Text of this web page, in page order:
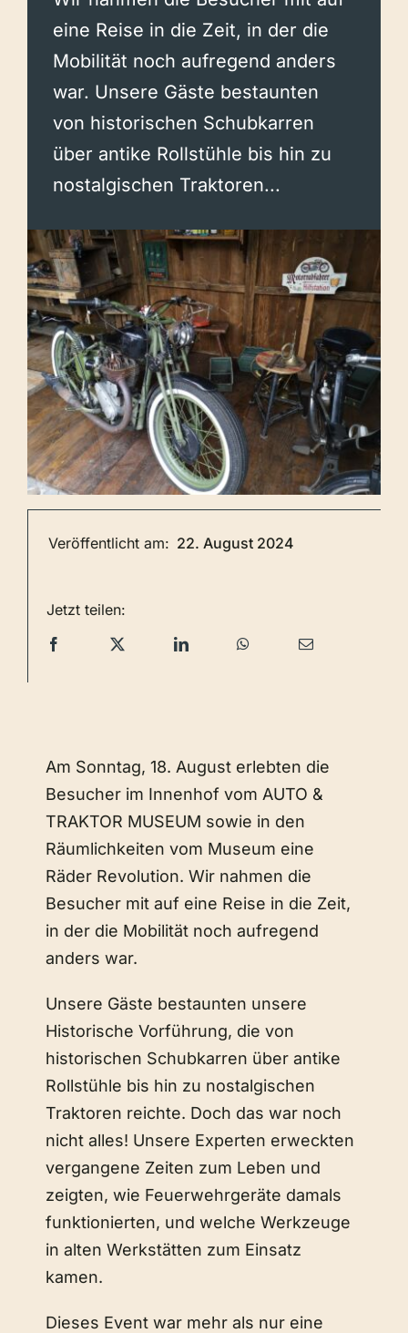
eine Reise in die Zeit, in der die
Mobilität noch aufregend anders
war. Unsere Gäste bestaunten
von historischen Schubkarren
über antike Rollstühle bis hin zu
nostalgischen Traktoren...
Veröffentlicht am: 22. August 2024
Jetzt teilen:
Am Sonntag, 18. August erlebten die
Besucher im Innenhof vom AUTO &
TRAKTOR MUSEUM sowie in den
Räumlichkeiten vom Museum eine
Räder Revolution. Wir nahmen die
Besucher mit auf eine Reise in die Zeit,
in der die Mobilität noch aufregend
anders war.
Unsere Gäste bestaunten unsere
Historische Vorführung, die von
historischen Schubkarren über antike
Rollstühle bis hin zu nostalgischen
Traktoren reichte. Doch das war noch
nicht alles! Unsere Experten erweckten
vergangene Zeiten zum Leben und
zeigten, wie Feuerwehrgeräte damals
funktionierten, und welche Werkzeuge
in alten Werkstätten zum Einsatz
kamen.
Dieses Event war mehr als nur eine